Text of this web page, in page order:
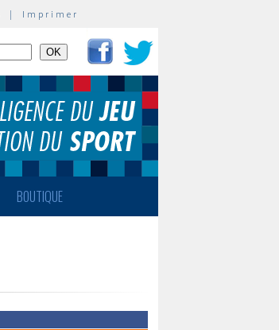
| Imprimer
BOUTIQUE